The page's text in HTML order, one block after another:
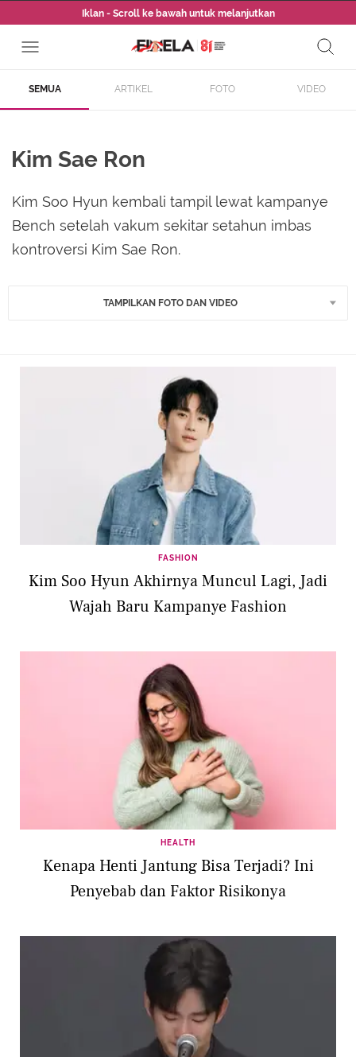
Iklan - Scroll ke bawah untuk melanjutkan
SEMUA ARTIKEL FOTO VIDEO
Kim Sae Ron
Kim Soo Hyun kembali tampil lewat kampanye
Bench setelah vakum sekitar setahun imbas
kontroversi Kim Sae Ron.
TAMPILKAN FOTO DAN VIDEO
FASHION
Kim Soo Hyun Akhirnya Muncul Lagi, Jadi
Wajah Baru Kampanye Fashion
HEALTH
Kenapa Henti Jantung Bisa Terjadi? Ini
Penyebab dan Faktor Risikonya